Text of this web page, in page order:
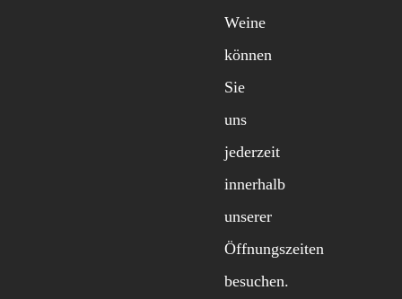
Weine
können
Sie
uns
jederzeit
innerhalb
unserer
Öffnungszeiten
besuchen.